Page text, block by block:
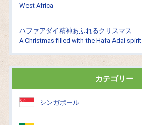
West Africa
ハファアダイ精神あふれるクリスマス
A Christmas filled with the Hafa Adai spirit
カテゴリー
シンガポール